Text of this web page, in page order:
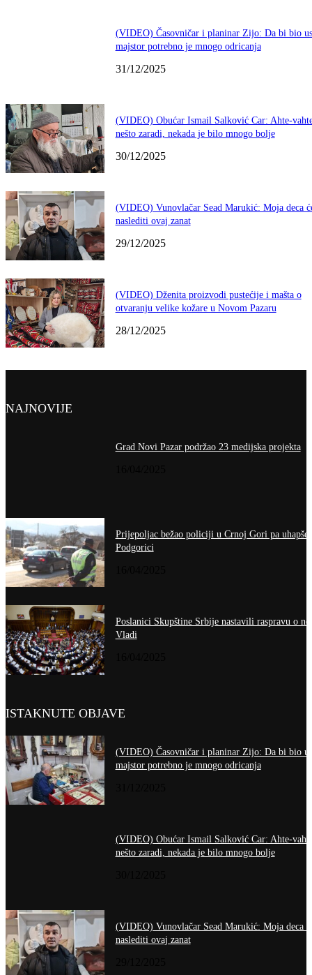
(VIDEO) Časovničar i planinar Zijo: Da bi bio
majstor potrebno je mnogo odricanja
31/12/2025
(VIDEO) Obućar Ismail Salković Car: Ahte-
nešto zaradi, nekada je bilo mnogo bolje
30/12/2025
(VIDEO) Vunovlačar Sead Marukić: Moja deca
naslediti ovaj zanat
29/12/2025
(VIDEO) Dženita proizvodi pustećije i mašta o
otvaranju velike kožare u Novom Pazaru
28/12/2025
NAJNOVIJE
Grad Novi Pazar podržao 23 medijska projekta
Prijepoljac bežao policiji u Crnoj Gori pa
Podgorici
Poslanici Skupštine Srbije nastavili raspravu o
Vladi
ISTAKNUTE OBJAVE
(VIDEO) Časovničar i planinar Zijo: Da bi bio
majstor potrebno je mnogo odricanja
(VIDEO) Obućar Ismail Salković Car: Ahte-
nešto zaradi, nekada je bilo mnogo bolje
(VIDEO) Vunovlačar Sead Marukić: Moja deca
naslediti ovaj zanat